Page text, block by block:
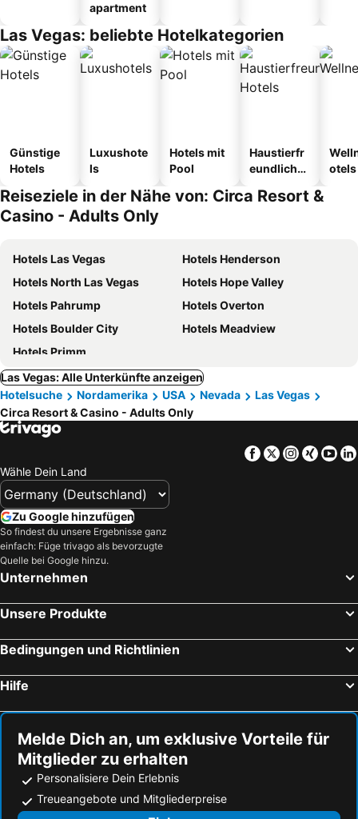
apartment
Las Vegas: beliebte Hotelkategorien
Günstige
Hotels
Luxushote
ls
Hotels mit
Pool
Haustierfr
eundliche
otels
Reiseziele in der Nähe von: Circa Resort &
Casino - Adults Only
Hotels Las Vegas
Hotels Henderson
Hotels North Las Vegas
Hotels Hope Valley
Hotels Pahrump
Hotels Overton
Hotels Boulder City
Hotels Meadview
Hotels Primm
Las Vegas: Alle Unterkünfte anzeigen
Hotelsuche
Nordamerika USA Nevada
Las Vegas
Circa Resort & Casino - Adults Only
Facebook
TwitterXing
Wähle Dein Land
Zu Google hinzufügen
So findest du unsere Ergebnisse ganz
einfach: Füge trivago als bevorzugte
Quelle bei Google hinzu.
Unternehmen
Unsere Produkte
Bedingungen und Richtlinien
Hilfe
Melde Dich an, um exklusive Vorteile für
Mitglieder zu erhalten
Personalisiere Dein Erlebnis
Treueangebote und Mitgliederpreise